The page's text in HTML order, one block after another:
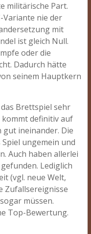
militärische Part.
Variante nie der
mit
ist gleich Null.
oder die
Dadurch hätte
seinem Hauptkern
Brettspiel sehr
kommt definitiv auf
gut ineinander. Die
ungemein und
Auch haben allerlei
Lediglich
(vgl. neue Welt,
Zufallsereignisse
müssen.
Top-Bewertung.